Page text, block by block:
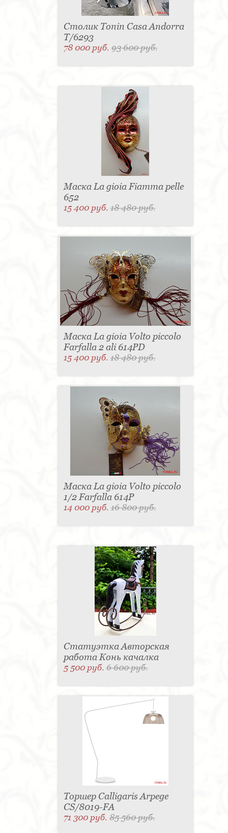
Столик Tonin Casa Andorra
T/6293
78 000 руб.93 600 руб.
Маска La gioia Fiamma pelle
652
15 400 руб.18 480 руб.
Маска La gioia Volto piccolo
Farfalla 2 ali 614PD
15 400 руб.18 480 руб.
Маска La gioia Volto piccolo
1/2 Farfalla 614P
14 000 руб.16 800 руб.
Статуэтка Авторская
работа Конь качалка
5 500 руб.6 600 руб.
Торшер Calligaris Arpege
CS/8019-FA
71 300 руб.85 560 руб.